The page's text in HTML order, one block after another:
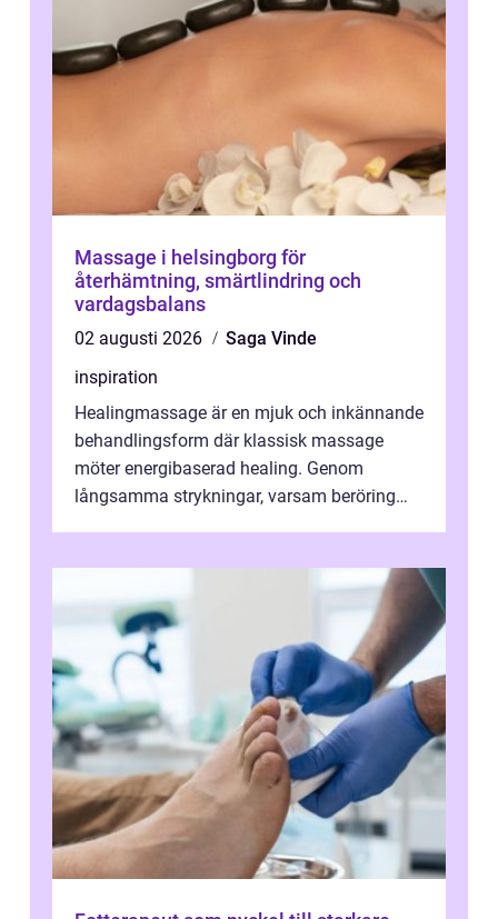
Massage i helsingborg för
återhämtning, smärtlindring och
vardagsbalans
02 augusti 2026
Saga Vinde
inspiration
Healingmassage är en mjuk och inkännande
behandlingsform där klassisk massage
möter energibaserad healing. Genom
långsamma strykningar, varsam beröring